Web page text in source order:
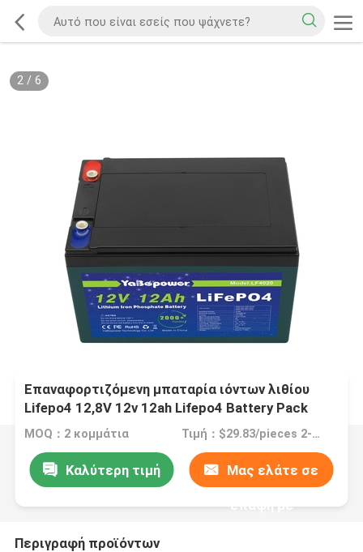
2/ 6
Επαναφορτιζόμενη μπαταρία ιόντων λιθίου
Lifepo4 12,8V 12v 12ah Lifepo4 Battery Pack
4S2p
MOQ：2 κομμάτια Τιμή：$29.83/pieces 2-49 pieces
Καλύτερη τιμή Μας ελάτε σε
επαφή με
Περιγραφή προϊόντων